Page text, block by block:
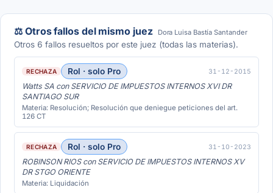
⚖️ Otros fallos del mismo juez Dora Luisa Bastía Santander
Otros 6 fallos resueltos por este juez (todas las materias).
RECHAZA Rol · solo Pro 31-12-2015
Watts SA con SERVICIO DE IMPUESTOS INTERNOS XVI DR
SANTIAGO SUR
Materia: Resolución; Resolución que deniegue peticiones del art.
126 CT
RECHAZA Rol · solo Pro 31-10-2023
ROBINSON RIOS con SERVICIO DE IMPUESTOS INTERNOS XV
DR STGO ORIENTE
Materia: Liquidación